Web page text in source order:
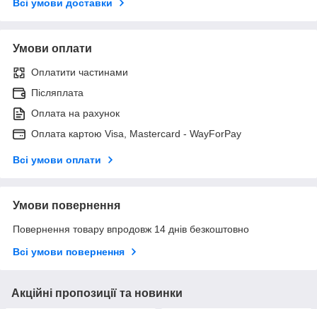
Всі умови доставки
Умови оплати
Оплатити частинами
Післяплата
Оплата на рахунок
Оплата картою Visa, Mastercard - WayForPay
Всі умови оплати
Умови повернення
Повернення товару впродовж 14 днів безкоштовно
Всі умови повернення
Акційні пропозиції та новинки